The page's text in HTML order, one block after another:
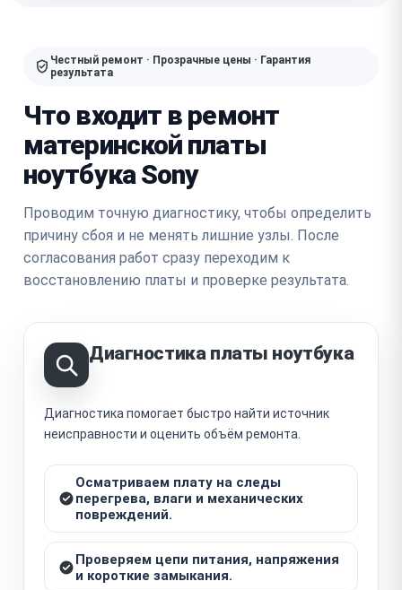
Честный ремонт · Прозрачные цены · Гарантия
результата
Что входит в ремонт
материнской платы
ноутбука Sony
Проводим точную диагностику, чтобы определить
причину сбоя и не менять лишние узлы. После
согласования работ сразу переходим к
восстановлению платы и проверке результата.
Диагностика платы ноутбука
Диагностика помогает быстро найти источник
неисправности и оценить объём ремонта.
Осматриваем плату на следы
перегрева, влаги и механических
повреждений.
Проверяем цепи питания, напряжения
и короткие замыкания.